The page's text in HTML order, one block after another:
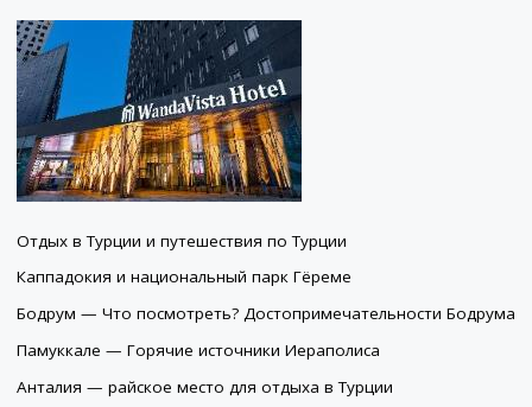
Отдых в Турции и путешествия по Турции
Каппадокия и национальный парк Гёреме
Бодрум — Что посмотреть? Достопримечательности Бодрума
Памуккале — Горячие источники Иераполиса
Анталия — райское место для отдыха в Турции